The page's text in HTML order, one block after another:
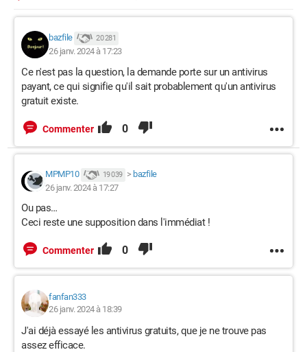
bazfile 20 281
26 janv. 2024 à 17:23
Ce n'est pas la question, la demande porte sur un antivirus
payant, ce qui signifie qu'il sait probablement qu'un antivirus
gratuit existe.
Commenter 0
MPMP10 19 039 > bazfile
26 janv. 2024 à 17:27
Ou pas…
Ceci reste une supposition dans l'immédiat !
Commenter 0
fanfan333
26 janv. 2024 à 18:39
J'ai déjà essayé les antivirus gratuits, que je ne trouve pas
assez efficace.